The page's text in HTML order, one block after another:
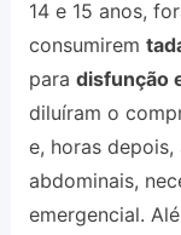
14 e 15 anos,
consumirem
para disfunção
diluíram o
e, horas
abdominais,
emergencial.